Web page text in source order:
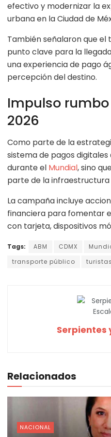
efectivo y modernizar la
urbana en la Ciudad de
También señalaron que
punto clave para la
una experiencia de pago
percepción del destino.
Impulso
2026
Como parte de la
sistema de pagos
durante el Mundial, sino
parte de la infraestructura
La campaña incluye
financiera para fomentar
con tarjeta, dispositivos
Tags: ABM CDMX
transporte público
Serpientes
Relacionados
NACIONAL